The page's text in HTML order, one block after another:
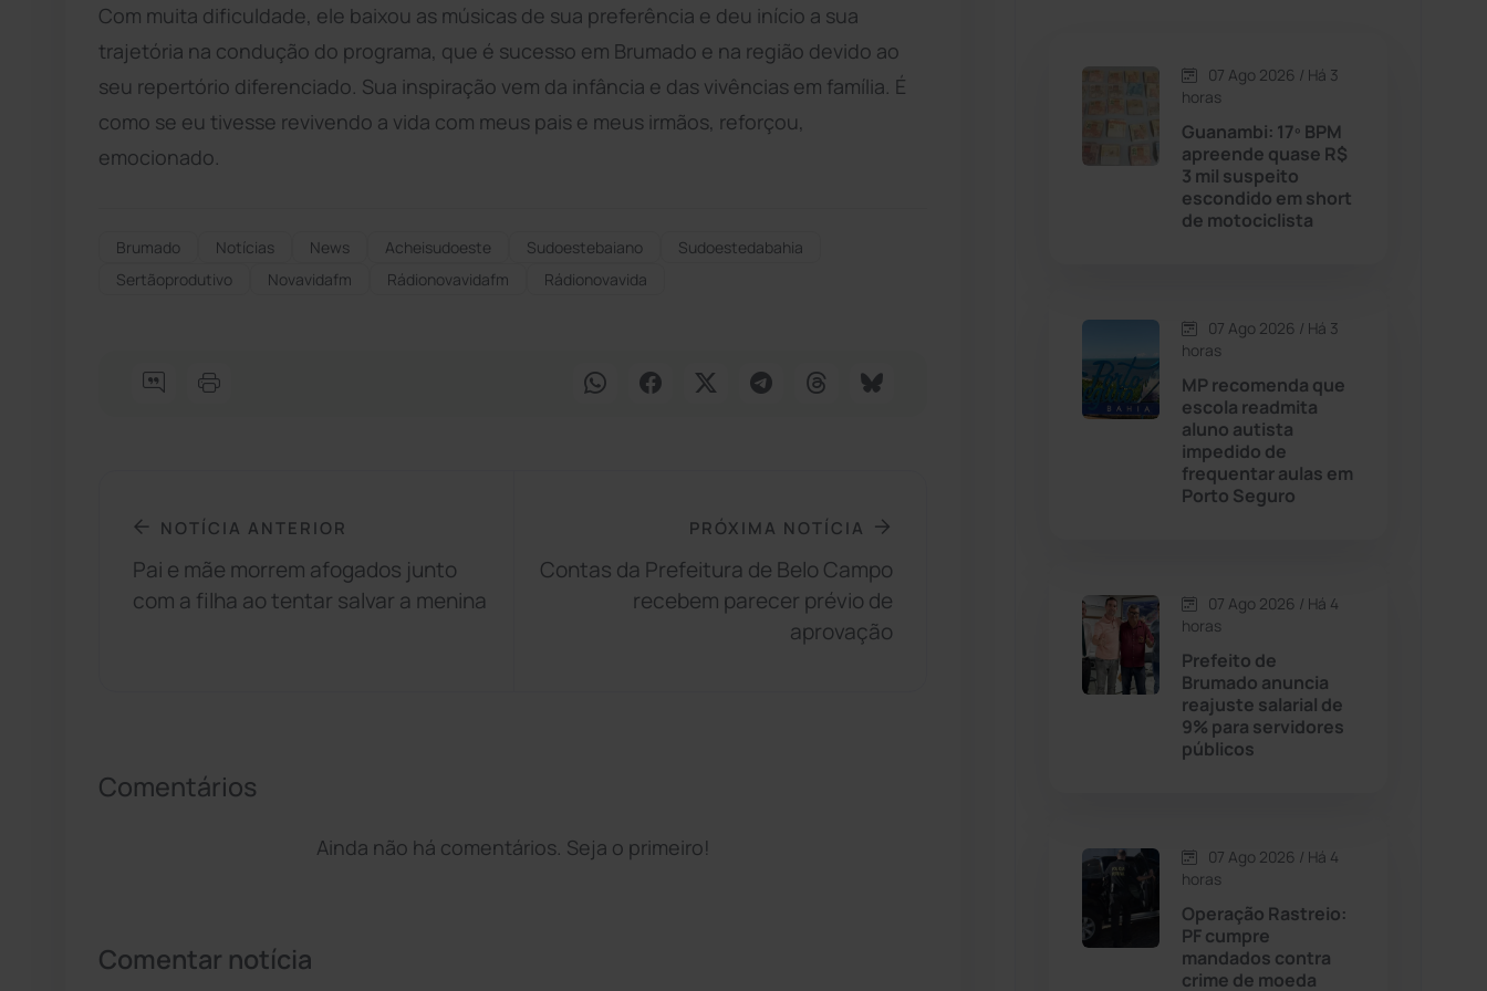
Com muita dificuldade, ele baixou as músicas de sua preferência e deu início a sua
trajetória na condução do programa, que é sucesso em Brumado e na região devido ao
seu repertório diferenciado. Sua inspiração vem da infância e das vivências em família. É
como se eu tivesse revivendo a vida com meus pais e meus irmãos, reforçou,
emocionado.
Brumado Notícias News Acheisudoeste Sudoestebaiano
Sudoestedabahia
Sertãoprodutivo
Novavidafm Rádionovavidafm Rádionovavida
NOTÍCIA ANTERIOR
Pai e mãe morrem afogados junto
com a filha ao tentar salvar a menina
PRÓXIMA NOTÍCIA
Contas da Prefeitura de Belo Campo
recebem parecer prévio de
aprovação
Comentários
Ainda não há comentários. Seja o primeiro!
Comentar notícia
Caetité (1504)
Candiba (157)
Cândido Sales (121)
Caturama
Chapada Diamantina
Cordeiros
Dom Basílio
(1235)
Érico Cardoso
Esportes (522)
07 Ago 2026 / Há 3
horas
Guanambi: 17º BPM
apreende quase R$
3 mil suspeito
escondido em short
de motociclista
07 Ago 2026 / Há 3
horas
MP recomenda que
escola readmita
aluno autista
impedido de
frequentar aulas em
Porto Seguro
07 Ago 2026 / Há 4
horas
Prefeito de
Brumado anuncia
reajuste salarial de
9% para servidores
públicos
07 Ago 2026 / Há 4
horas
Operação Rastreio:
PF cumpre
mandados contra
crime de moeda